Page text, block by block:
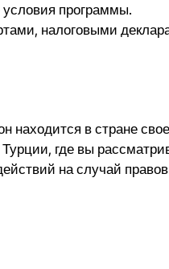
программы.
налоговыми
в стране
где вы
на случай